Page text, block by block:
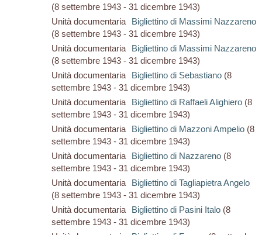
(8 settembre 1943 - 31 dicembre 1943)
Unità documentaria
Bigliettino di Massimi Nazzareno
(8 settembre 1943 - 31 dicembre 1943)
Unità documentaria
Bigliettino di Massimi Nazzareno
(8 settembre 1943 - 31 dicembre 1943)
Unità documentaria
Bigliettino di Sebastiano(8
settembre 1943 - 31 dicembre 1943)
Unità documentaria
Bigliettino di Raffaeli Alighiero(8
settembre 1943 - 31 dicembre 1943)
Unità documentaria
Bigliettino di Mazzoni Ampelio(8
settembre 1943 - 31 dicembre 1943)
Unità documentaria
Bigliettino di Nazzareno(8
settembre 1943 - 31 dicembre 1943)
Unità documentaria
Bigliettino di Tagliapietra Angelo
(8 settembre 1943 - 31 dicembre 1943)
Unità documentaria
Bigliettino di Pasini Italo(8
settembre 1943 - 31 dicembre 1943)